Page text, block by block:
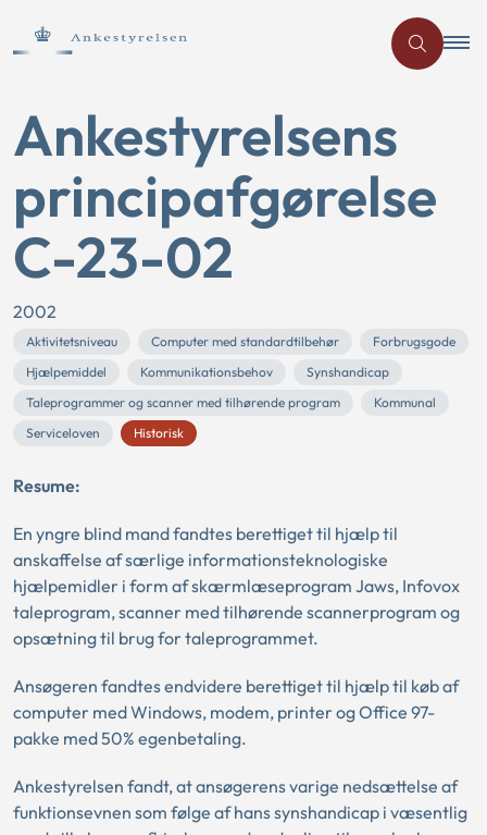
Ankestyrelsens
principafgørelse
C-23-02
2002
Aktivitetsniveau Computer med standardtilbehør
Forbrugsgode
Hjælpemiddel
Kommunikationsbehov
Synshandicap
Taleprogrammer og scanner med tilhørende program
Kommunal
Serviceloven
Historisk
Resume:
En yngre blind mand fandtes berettiget til hjælp til
anskaffelse af særlige informationsteknologiske
hjælpemidler i form af skærmlæseprogram Jaws, Infovox
taleprogram, scanner med tilhørende scannerprogram og
opsætning til brug for taleprogrammet.
Ansøgeren fandtes endvidere berettiget til hjælp til køb af
computer med Windows, modem, printer og Office 97-
pakke med 50% egenbetaling.
Ankestyrelsen fandt, at ansøgerens varige nedsættelse af
funktionsevnen som følge af hans synshandicap i væsentlig